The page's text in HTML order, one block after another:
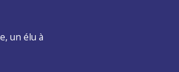
un élu à